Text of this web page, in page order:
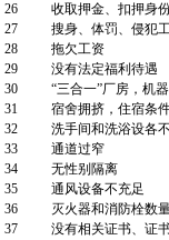
26
收取押金、扣押身
27
搜身、体罚、侵犯
28
拖欠工资
29
没有法定福利待遇
30
“三合一”厂房，机
31
宿舍拥挤，住宿条
32
洗手间和洗浴设各
33
通道过窄
34
无性别隔离
35
通风设备不充足
36
灭火器和消防栓数
37
没有相关证书、证